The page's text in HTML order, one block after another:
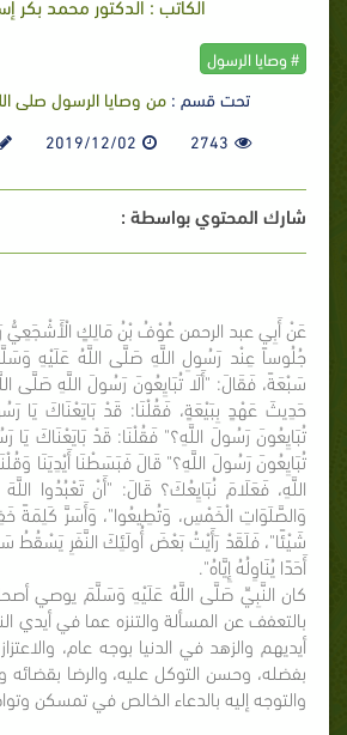
# وصايا الرسول
تحت قسم :من وصايا الرسول صلى
2743
2019/12/02
شارك المحتوي بواسطة :
عَنْ أَبِي عبد الرحمن عُوْفُ بْنُ مَالِكٍ الْأَشْجَعِيُّ
جُلُوساً عِنْد رَسُولِ اللَّهِ صَلَّى اللَّهُ عَلَيْهِ
سَبْعَةً، فَقَالَ: "أَلَا تُبَايِعُونَ رَسُولَ اللَّهِ صَلَّى
حَدِيثَ عَهْدٍ بِبَيْعَةٍ، فَقُلْنَا: قَدْ بَايَعْنَاكَ يَا
تُبَايِعُونَ رَسُولَ اللَّهِ؟" فَقُلْنَا: قَدْ بَايَعْنَاكَ يَا
تُبَايِعُونَ رَسُولَ اللَّهِ؟" قَالَ فَبَسَطْنَا أَيْدِيَنَا
اللَّهِ، فَعَلَامَ نُبَايِعُكَ؟ قَالَ: "أَنْ تَعْبُدُوا
وَالصَّلَوَاتِ الْخَمْسِ، وَتُطِيعُوا"، وَأَسَرَّ كَلِمَةً
شَيْئًا"، فَلَقَدْ رَأَيْتُ بَعْضَ أُولَئِكَ النَّفَرِ
أَحَدًا يُنَاوِلُهُ إِيَّاهُ".
كان النَّبِيِّ صَلَّى اللَّهُ عَلَيْهِ وَسَلَّمَ يوصي
بالتعفف عن المسألة والتنزه عما في أيدي
أيديهم والزهد في الدنيا بوجه عام،
بفضله، وحسن التوكل عليه، والرضا بقضائه
والتوجه إليه بالدعاء الخالص في تمسكن